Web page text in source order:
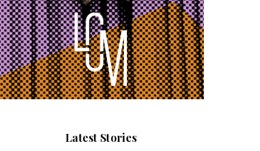
Latest Stories